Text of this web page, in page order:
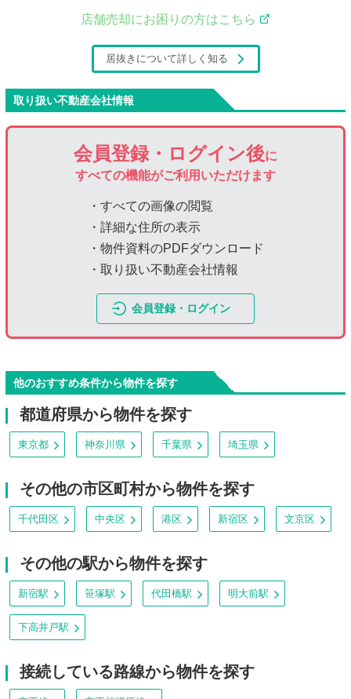
店舗売却にお困りの方はこちら
居抜きについて詳しく知る
取り扱い不動産会社情報
会員登録・ログイン後に
すべての機能がご利用いただけます
・すべての画像の閲覧
・詳細な住所の表示
・物件資料のPDFダウンロード
・取り扱い不動産会社情報
会員登録・ログイン
他のおすすめ条件から物件を探す
都道府県から物件を探す
東京都 神奈川県 千葉県 埼玉県
その他の市区町村から物件を探す
千代田区 中央区 港区 新宿区 文京区
その他の駅から物件を探す
新宿駅 笹塚駅 代田橋駅 明大前駅
下高井戸駅
接続している路線から物件を探す